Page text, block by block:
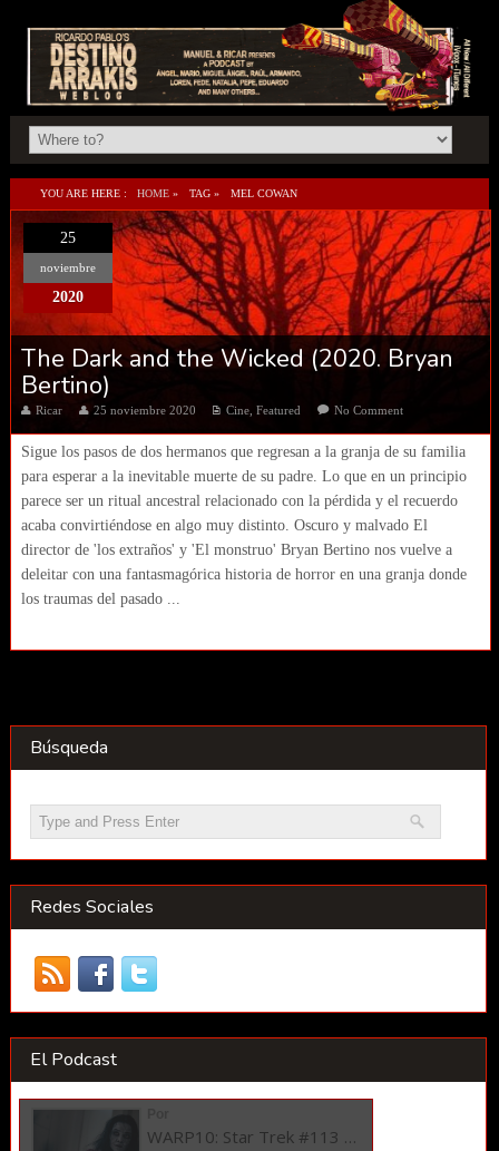
YOU ARE HERE : HOME » TAG » MEL COWAN
25
noviembre
2020
The Dark and the Wicked (2020. Bryan
Bertino)
Ricar 25 noviembre 2020 Cine, Featured No Comment
Sigue los pasos de dos hermanos que regresan a la granja de su familia
para esperar a la inevitable muerte de su padre. Lo que en un principio
parece ser un ritual ancestral relacionado con la pérdida y el recuerdo
acaba convirtiéndose en algo muy distinto. Oscuro y malvado El
director de 'los extraños' y 'El monstruo' Bryan Bertino nos vuelve a
deleitar con una fantasmagórica historia de horror en una granja donde
los traumas del pasado ...
Búsqueda
Redes Sociales
El Podcast